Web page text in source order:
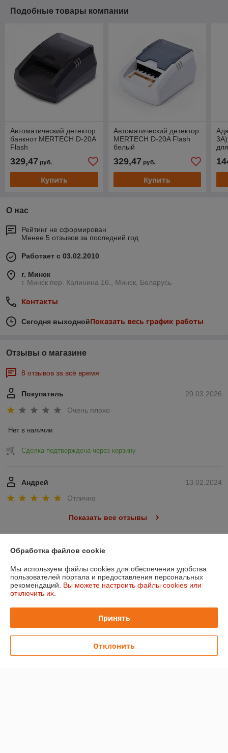
Подобные товары компании
Автоматический детектор
банкнот MERTECH D-20A
Flash
329,47 руб.
Купить
Автоматический детектор
MERTECH D-20A Flash
белый
329,47 руб.
Купить
О нас
Рейтинг не сформирован
Менее 5 отзывов за последний год
Работает с 03.02.2010
г. Минск
г. Минск пер. Калинина 16., Минск, Беларусь
Контакты
Сегодня выходнойПоказать весь график работы
Отзывы о магазине
8 отзывов за всё время
20.03.2026
Покупатель
Очень плохо
Нет в наличии
Сделка подтверждена через корзину
13.02.2024
Андрей
Отлично
Показать все отзывы
О нас
Контакты
Обработка файлов cookie
Мы используем файлы cookies для обеспечения удобства
пользователей портала и предоставления персональных
рекомендаций. Вы можете настроить файлы cookies или
отключить их.
Принять
Отклонить